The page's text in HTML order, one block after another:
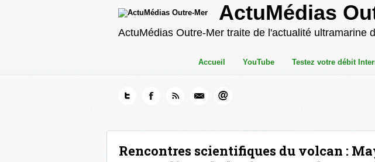
ActuMédias
ActuMédias Outre-Mer traite de l'actualité ultramarine
Accueil YouTube Testez votre débit
Rencontres scientifiques du volcan :